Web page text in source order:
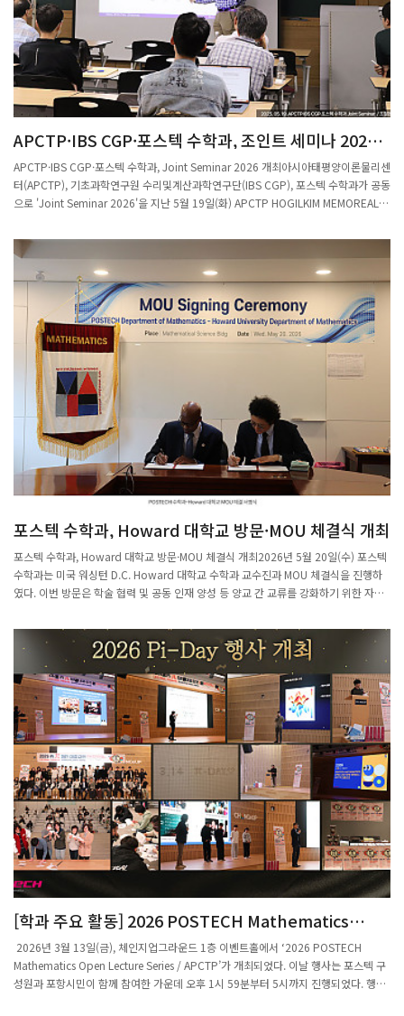
APCTP·IBS CGP·포스텍 수학과, 조인트 세미나 2026
개최
APCTP·IBS CGP·포스텍 수학과, Joint Seminar 2026 개최 아시아태평양이론물리센
터(APCTP), 기초과학연구원 수리및계산과학연구단(IBS CGP), 포스텍 수학과가 공동
으로 'Joint Seminar 2026'을 지난 5월 19일(화) APCTP HOGILKIM MEMOREAL
위상학적 재귀, Yangian 대칭 등 수리물리 분야의 최신 연구가 발표됐으며, 포스텍 수
학과 조철현 교수가 'On the polynomial xᵃ + yᵇ'를 주제로 강연에 나섰다.
포스텍 수학과, Howard 대학교 방문·MOU 체결식 개최
포스텍 수학과, Howard 대학교 방문·MOU 체결식 개최2026년 5월 20일(수) 포스텍
수학과는 미국 워싱턴 D.C. Howard 대학교 수학과 교수진과 MOU 체결식을 진행하
였다. 이번 방문은 학술 협력 및 공동 인재 양성 등 양교 간 교류를 강화하기 위한 자리
학장, 천국진 교수가 참석하였으며, 포스텍 수학과에서는 정재훈 학과장을 비롯한 운영
위원회 교수들(장진우, 전보광, 최민석 교수)이 맞이하였다.이날 행사는 오찬을 시작으
로, MOU 체결식 및 간담회, 수학과 및 캠퍼스 투어 순으로 진행되었다. MOU 체결식에
서는 양교 대표가 협약서에 서명하고 기념촬영을 하는 자리가 마련되었으며, 이번 협약
을 통해 공동연구, 학술교류 등 다양한 분야에서의 지속적인 협력을 약속하였다.이를
통해 포스텍 수학과와 Howard 대학교는 향후 학문적 협력과 연구 교류를 더욱 활성
화할 계획이다.
[학과 주요 활동] 2026 POSTECH Mathematics
Open Lecture Series / APCTP 대중강연개최
2026년 3월 13일(금), 체인지업그라운드 1층 이벤트홀에서 ‘2026 POSTECH
Mathematics Open Lecture Series / APCTP’가 개최되었다. 이날 행사는 포스텍 구
성원과 포항시민이 함께 참여한 가운데 오후 1시 59분부터 5시까지 진행되었다. 행사